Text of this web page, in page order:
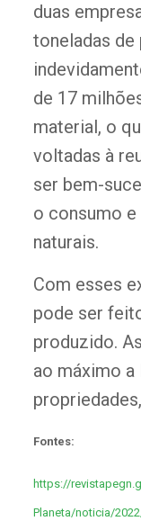
duas
toneladas
de 17
material, o
voltadas à
ser bem-
o consumo
naturais.
Com esses
pode ser
produzido.
ao máximo a
Fontes:
https://
Planeta/noticia/